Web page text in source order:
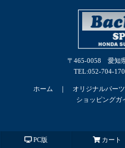
〒465-0058 愛知
TEL:052-704-
ホーム ｜ オリジナルパーツ
ショッピングガ
PC版 カート